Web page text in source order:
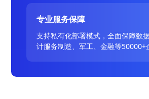
专业服务保障
支持私有化部署模式，全面保障数
计服务制造、军工、金融等50000+